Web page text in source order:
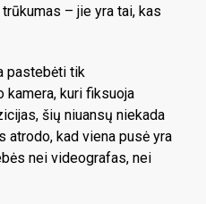
– jie yra tai, kas
pastebėti tik
kamera, kuri fiksuoja
šių niuansų niekada
atrodo, kad viena pusė yra
nei videografas, nei